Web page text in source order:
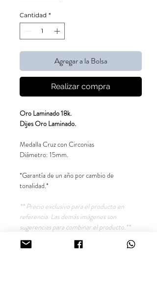
Cantidad *
Agregar a la Bolsa
Realizar compra
Oro Laminado 18k.
Dijes Oro Laminado.
Medalla Cruz con Circonias
Diámetro: 15mm.
*Garantía de un año por cambio de
tonalidad.*
** Precio exclusivo para el producto en
referencia. Las demás imágenes son
sugerencias para combinar el producto.**
Síguenos en nuestras redes sociales